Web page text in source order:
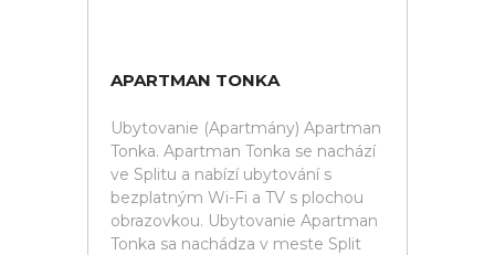
APARTMAN TONKA
Ubytovanie (Apartmány) Apartman
Tonka. Apartman Tonka se nachází
ve Splitu a nabízí ubytování s
bezplatným Wi-Fi a TV s plochou
obrazovkou. Ubytovanie Apartman
Tonka sa nachádza v meste Split